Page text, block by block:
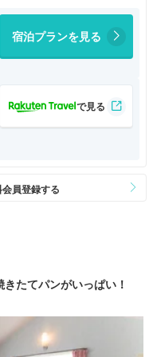
宿泊プランを見る
たてパンがいっぱい！